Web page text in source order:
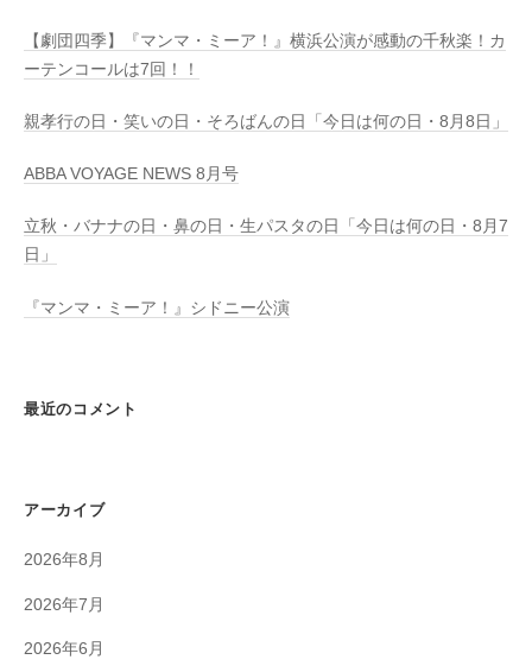
【劇団四季】『マンマ・ミーア！』横浜公演が感動の千秋楽！カ
ーテンコールは7回！！
親孝行の日・笑いの日・そろばんの日「今日は何の日・8月8日」
ABBA VOYAGE NEWS 8月号
立秋・バナナの日・鼻の日・生パスタの日「今日は何の日・8月7
日」
『マンマ・ミーア！』シドニー公演
最近のコメント
アーカイブ
2026年8月
2026年7月
2026年6月